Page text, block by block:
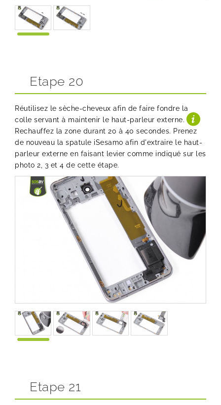
Etape 20
Réutilisez le sèche-cheveux afin de faire fondre la
colle servant à maintenir le haut-parleur externe.
Rechauffez la zone durant 20 à 40 secondes. Prenez
de nouveau la spatule iSesamo afin d'extraire le haut-
parleur externe en faisant levier comme indiqué sur les
photo 2, 3 et 4 de cette étape.
Etape 21